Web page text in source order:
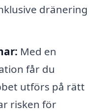
dränering
Med en
får du
utförs på rätt
risken för